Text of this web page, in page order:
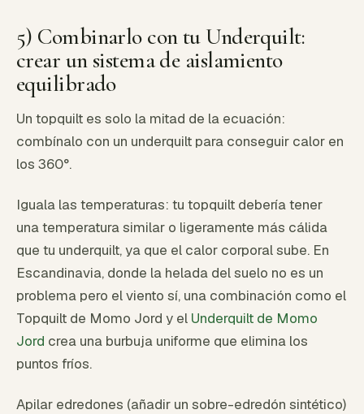
5) Combinarlo con tu Underquilt:
crear un sistema de aislamiento
equilibrado
Un topquilt es solo la mitad de la ecuación:
combínalo con un underquilt para conseguir calor en
los 360°.
Iguala las temperaturas: tu topquilt debería tener
una temperatura similar o ligeramente más cálida
que tu underquilt, ya que el calor corporal sube. En
Escandinavia, donde la helada del suelo no es un
problema pero el viento sí, una combinación como el
Topquilt de Momo Jord y el Underquilt de Momo
Jord crea una burbuja uniforme que elimina los
puntos fríos.
Apilar edredones (añadir un sobre-edredón sintético)